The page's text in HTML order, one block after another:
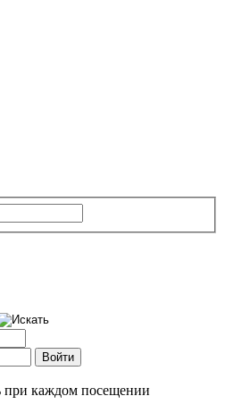
при каждом посещении